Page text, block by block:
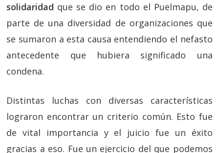
solidaridad que se dio en todo el Puelmapu, de
parte de una diversidad de organizaciones que
se sumaron a esta causa entendiendo el nefasto
antecedente que hubiera significado una
condena.
Distintas luchas con diversas características
lograron encontrar un criterio común. Esto fue
de vital importancia y el juicio fue un éxito
gracias a eso. Fue un ejercicio del que podemos